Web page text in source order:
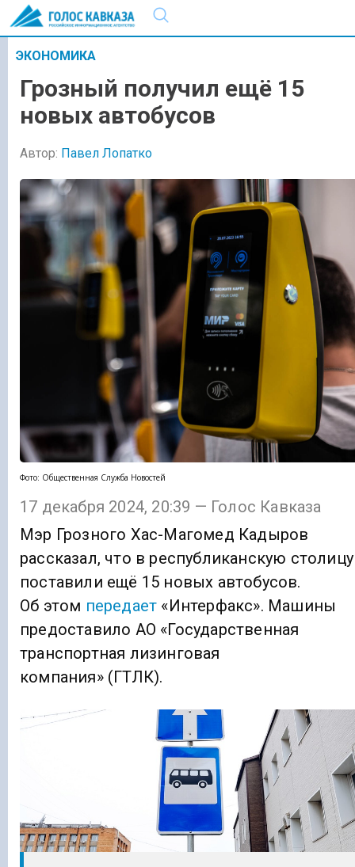
ЭКОНОМИКА
Грозный получил ещё 15
новых автобусов
Автор: Павел Лопатко
Фото: Общественная Служба Новостей
17 декабря 2024, 20:39 — Голос Кавказа
Мэр Грозного Хас-Магомед Кадыров
рассказал, что в республиканскую столицу
поставили ещё 15 новых автобусов.
Об этом передает «Интерфакс». Машины
предоставило АО «Государственная
транспортная лизинговая
компания» (ГТЛК).